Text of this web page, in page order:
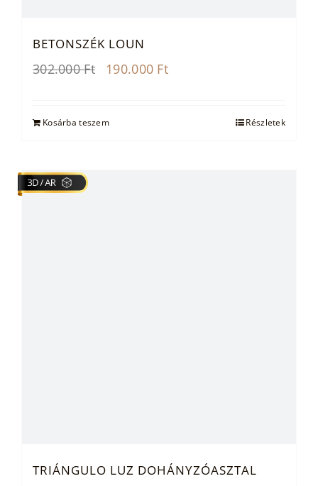
BETONSZÉK LOUN
302.000Ft
Original
302.000 Ft.
190.000 Ft
190.000 Ft.
Kosárba teszem Részletek
TRIÁNGULO LUZ DOHÁNYZÓASZTAL